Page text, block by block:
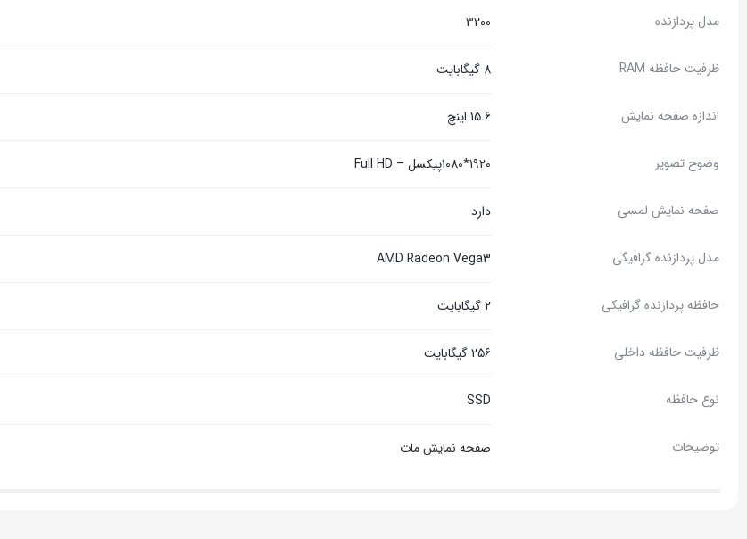
مدل پردازنده 3200
ظرفیت حافظه RAM 8 گیگابایت
اندازه صفحه نمایش 15.6 اینچ
وضوح تصویر 1920*1080پیکسل – Full HD
صفحه نمایش لمسی دارد
مدل پردازنده گرافیگی AMD Radeon Vega3
حافظه پردازنده گرافیکی 2 گیگابایت
ظرفیت حافظه داخلی 256 گیگابایت
نوع حافظه SSD
توضیحات صفحه نمایش مات